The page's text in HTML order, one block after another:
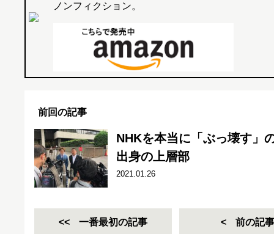
ノンフィクション。
前回の記事
NHKを本当に「ぶっ壊す」
出身の上層部
2021.01.26
一番最初の記事 前の記事